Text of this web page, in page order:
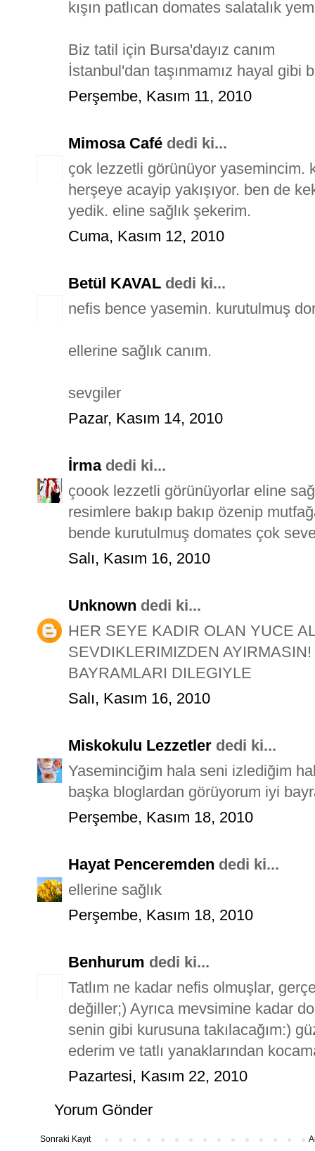
kışın patlıcan domates salatalık
Biz tatil için Bursa'dayız canım
İstanbul'dan taşınmamız hayal gibi
Perşembe, Kasım 11, 2010
Mimosa Café dedi ki...
çok lezzetli görünüyor yasemincim.
herşeye acayip yakışıyor. ben de
yedik. eline sağlık şekerim.
Cuma, Kasım 12, 2010
Betül KAVAL dedi ki...
nefis bence yasemin. kurutulmuş
ellerine sağlık canım.
sevgiler
Pazar, Kasım 14, 2010
İrmadedi ki...
çoook lezzetli görünüyorlar eline
resimlere bakıp bakıp özenip
bende kurutulmuş domates çok
Salı, Kasım 16, 2010
Unknown dedi ki...
HER SEYE KADIR OLAN YUCE
SEVDIKLERIMIZDEN
BAYRAMLARI DILEGIYLE
Salı, Kasım 16, 2010
Miskokulu Lezzetler dedi ki...
Yaseminciğim hala seni izlediğim
başka bloglardan görüyorum iyi
Perşembe, Kasım 18, 2010
Hayat Penceremden dedi ki...
ellerine sağlık
Perşembe, Kasım 18, 2010
Benhurum dedi ki...
Tatlım ne kadar nefis olmuşlar,
değiller;) Ayrıca mevsimine kadar
senin gibi kurusuna takılacağım:)
ederim ve tatlı yanaklarından
Pazartesi, Kasım 22, 2010
Yorum Gönder
Sonraki Kayıt